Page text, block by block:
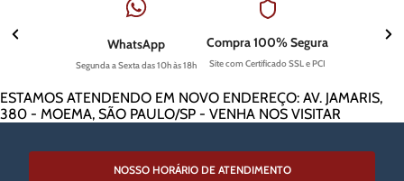
WhatsApp
Segunda a Sexta das 10h às 18h
Compra 100% Segura
Site com Certificado SSL e PCI
ESTAMOS ATENDENDO EM NOVO ENDEREÇO: AV. JAMARIS,
380 - MOEMA, SÃO PAULO/SP - VENHA NOS VISITAR
NOSSO HORÁRIO DE ATENDIMENTO